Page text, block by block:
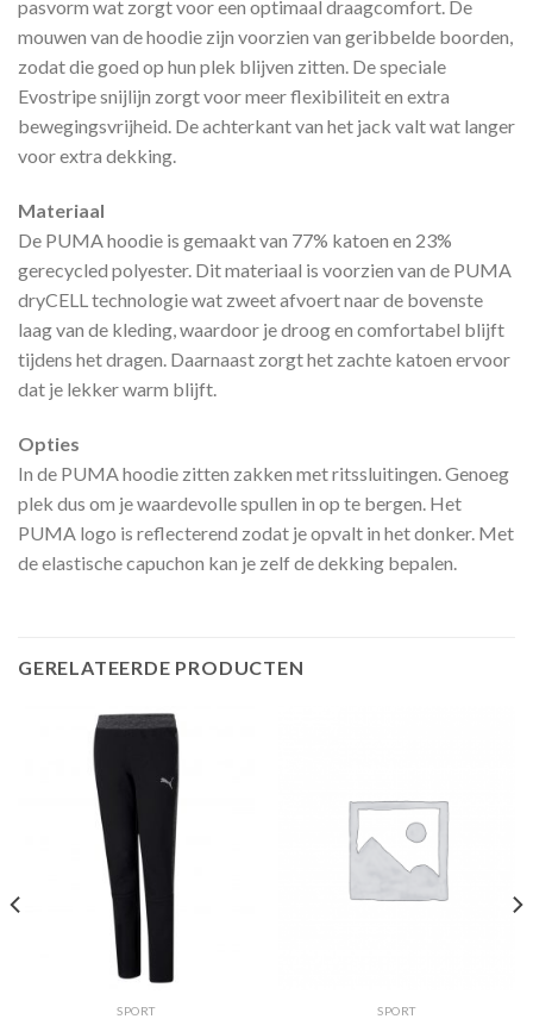
pasvorm wat zorgt voor een optimaal draagcomfort. De
mouwen van de hoodie zijn voorzien van geribbelde boorden,
zodat die goed op hun plek blijven zitten. De speciale
Evostripe snijlijn zorgt voor meer flexibiliteit en extra
bewegingsvrijheid. De achterkant van het jack valt wat langer
voor extra dekking.
Materiaal
De PUMA hoodie is gemaakt van 77% katoen en 23%
gerecycled polyester. Dit materiaal is voorzien van de PUMA
dryCELL technologie wat zweet afvoert naar de bovenste
laag van de kleding, waardoor je droog en comfortabel blijft
tijdens het dragen. Daarnaast zorgt het zachte katoen ervoor
dat je lekker warm blijft.
Opties
In de PUMA hoodie zitten zakken met ritssluitingen. Genoeg
plek dus om je waardevolle spullen in op te bergen. Het
PUMA logo is reflecterend zodat je opvalt in het donker. Met
de elastische capuchon kan je zelf de dekking bepalen.
GERELATEERDE PRODUCTEN
SPORT SPORT